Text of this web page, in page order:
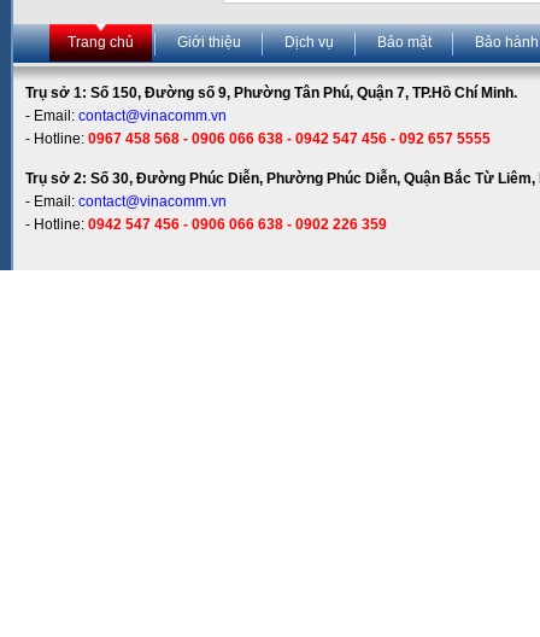
Trang chủ Giới thiệu Dịch vụ Bảo mật Bảo hành
Trụ sở 1: Số 150, Đường số 9, Phường Tân Phú, Quận 7, TP.Hồ Chí Minh.
- Email: contact@vinacomm.vn
- Hotline: 0967 458 568 - 0906 066 638 - 0942 547 456 - 092 657 5555
Trụ sở 2: Số 30, Đường Phúc Diễn, Phường Phúc Diễn, Quận Bắc Từ Liêm,
- Email: contact@vinacomm.vn
- Hotline: 0942 547 456 - 0906 066 638 - 0902 226 359